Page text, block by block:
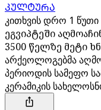
ᲙᲣᲚᲢᲣᲠᲐ
კითხვის დრო 1 წუთი
ეგვიპტეში
3500 წელზე მეტი
არქეოლოგებმა
პერიოდის სამეფო
კერამიკის